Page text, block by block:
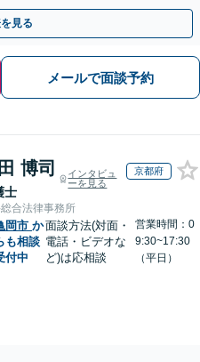
トを！
見る
メールで面談予約
博司
士
インタビュ
ーを見る
京都府
合法律事務所
岡市 か
も相談
付中
面談方法(対面・
電話・ビデオな
ど)は応相談
営業時間：0
9:30~17:30
（平日）